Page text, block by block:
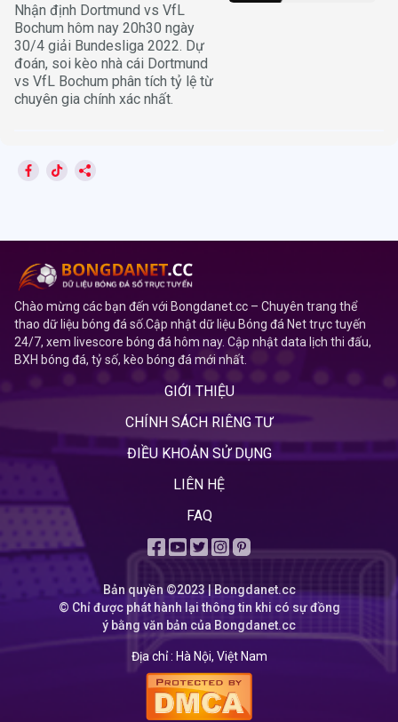
Nhận định Dortmund vs VfL
Bochum hôm nay 20h30 ngày
30/4 giải Bundesliga 2022. Dự
đoán, soi kèo nhà cái Dortmund
vs VfL Bochum phân tích tỷ lệ từ
chuyên gia chính xác nhất.
Chào mừng các bạn đến với Bongdanet.cc – Chuyên trang thể
thao dữ liệu bóng đá số.Cập nhật dữ liệu Bóng đá Net trực tuyến
24/7, xem livescore bóng đá hôm nay. Cập nhật data lịch thi đấu,
BXH bóng đá, tỷ số, kèo bóng đá mới nhất.
GIỚI THIỆU
CHÍNH SÁCH RIÊNG TƯ
ĐIỀU KHOẢN SỬ DỤNG
LIÊN HỆ
FAQ
Bản quyền ©2023 | Bongdanet.cc
© Chỉ được phát hành lại thông tin khi có sự đồng
ý bằng văn bản của Bongdanet.cc
Địa chỉ : Hà Nội, Việt Nam